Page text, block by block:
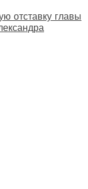
отставку главы